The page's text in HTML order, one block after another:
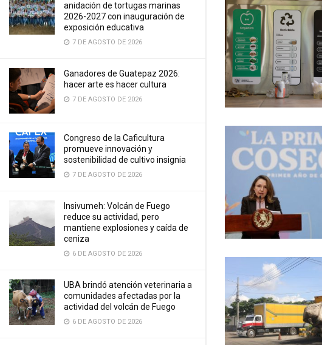
anidación de tortugas marinas
2026-2027 con inauguración de
exposición educativa
7 DE AGOSTO DE 2026
Ganadores de Guatepaz 2026:
hacer arte es hacer cultura
7 DE AGOSTO DE 2026
Congreso de la Caficultura
promueve innovación y
sostenibilidad de cultivo insignia
7 DE AGOSTO DE 2026
Insivumeh: Volcán de Fuego
reduce su actividad, pero
mantiene explosiones y caída de
ceniza
6 DE AGOSTO DE 2026
UBA brindó atención veterinaria a
comunidades afectadas por la
actividad del volcán de Fuego
6 DE AGOSTO DE 2026